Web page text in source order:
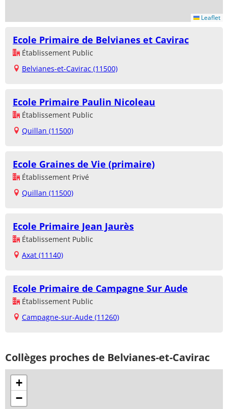
Leaflet
Ecole Primaire de Belvianes et Cavirac
Établissement Public
Belvianes-et-Cavirac (11500)
Ecole Primaire Paulin Nicoleau
Établissement Public
Quillan (11500)
Ecole Graines de Vie (primaire)
Établissement Privé
Quillan (11500)
Ecole Primaire Jean Jaurès
Établissement Public
Axat (11140)
Ecole Primaire de Campagne Sur Aude
Établissement Public
Campagne-sur-Aude (11260)
Collèges proches de Belvianes-et-Cavirac
+
−